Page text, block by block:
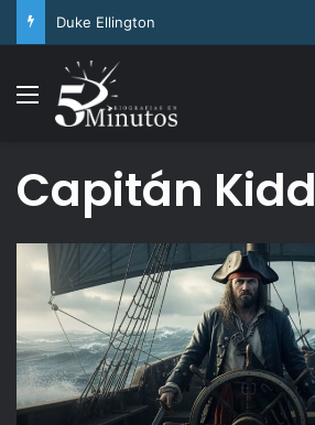
Arthur Ashe
Menu
Capitán Kidd